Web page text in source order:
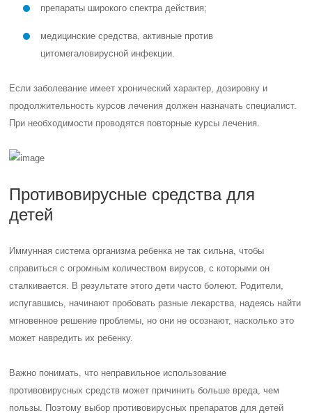
препараты широкого спектра действия;
медицинские средства, активные против
цитомегаловирусной инфекции.
Если заболевание имеет хронический характер, дозировку и
продолжительность курсов лечения должен назначать специалист.
При необходимости проводятся повторные курсы лечения.
Противовирусные средства для
детей
Иммунная система организма ребенка не так сильна, чтобы
справиться с огромным количеством вирусов, с которыми он
сталкивается. В результате этого дети часто болеют. Родители,
испугавшись, начинают пробовать разные лекарства, надеясь найти
мгновенное решение проблемы, но они не осознают, насколько это
может навредить их ребенку.
Важно понимать, что неправильное использование
противовирусных средств может причинить больше вреда, чем
пользы. Поэтому выбор противовирусных препаратов для детей